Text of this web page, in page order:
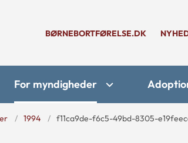
BØRNEBORTFØRELSE.DK
For myndigheder
1994 f11ca9de-f6c5-49bd-8305-